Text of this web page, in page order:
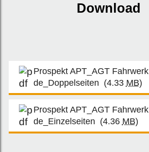
Download
Prospekt APT_AGT Fahrwerk
de_Doppelseiten (4.33 MB)
Prospekt APT_AGT Fahrwerk
de_Einzelseiten (4.36 MB)